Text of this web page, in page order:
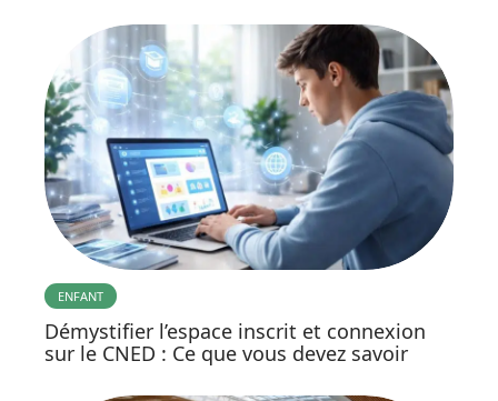
ENFANT
Démystifier l’espace inscrit et connexion
sur le CNED : Ce que vous devez savoir